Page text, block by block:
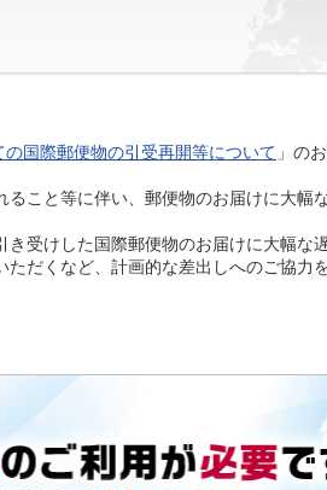
国際郵便物の引受再開等について 」の
こと等に伴い、郵便物のお届けに大幅
受けした国際郵便物のお届けに大幅な
だくなど、計画的な差出しへのご協力